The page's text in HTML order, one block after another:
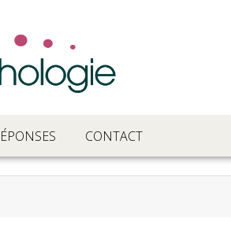
CONTACT